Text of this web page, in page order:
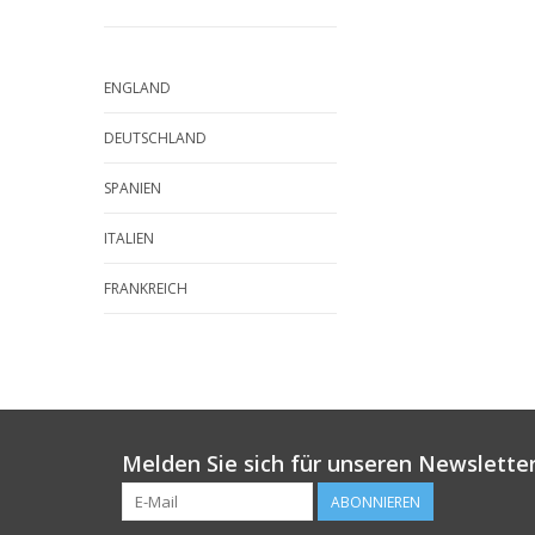
ENGLAND
DEUTSCHLAND
SPANIEN
ITALIEN
FRANKREICH
Melden Sie sich für unseren
ABONNIEREN